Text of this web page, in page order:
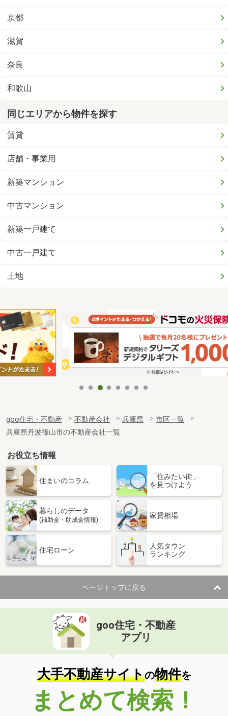
京都
滋賀
奈良
和歌山
同じエリアから物件を探す
賃貸
店舗・事業用
新築マンション
中古マンション
新築一戸建て
中古一戸建て
土地
goo住宅・不動産 不動産会社 兵庫県
市区一覧
兵庫県丹波篠山市の不動産会社一覧
お役立ち情報
住まいのコラム
「住みたい街」
を見つけよう
暮らしのデータ
(補助金・助成金情報)
家賃相場
住宅ローン
人気タウン
ランキング
ページトップに戻る
goo住宅・不動産
アプリ
大手不動産サイトの物件を
まとめて検索！